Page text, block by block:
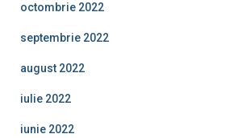
octombrie 2022
septembrie 2022
august 2022
iulie 2022
iunie 2022